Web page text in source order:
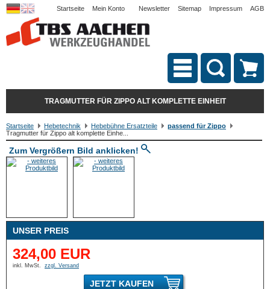
Startseite Mein Konto Newsletter Sitemap Impressum AGB
TRAGMUTTER FÜR ZIPPO ALT KOMPLETTE EINHEIT
Startseite Hebetechnik Hebebühne Ersatzteile
passend für Zippo
Tragmutter für Zippo alt komplette Einhe...
Zum Vergrößern Bild anklicken!
UNSER PREIS
324,00 EUR
inkl. MwSt. zzgl. Versand
JETZT KAUFEN